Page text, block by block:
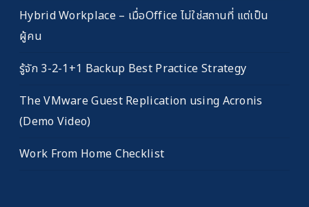
Hybrid Workplace – เมื่อOffice ไม่ใช่สถานที่ แต่เป็น
ผู้คน
รู้จัก 3-2-1+1 Backup Best Practice Strategy
The VMware Guest Replication using Acronis
(Demo Video)
Work From Home Checklist